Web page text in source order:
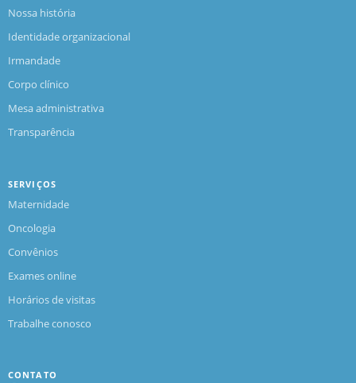
Nossa história
Identidade organizacional
Irmandade
Corpo clínico
Mesa administrativa
Transparência
SERVIÇOS
Maternidade
Oncologia
Convênios
Exames online
Horários de visitas
Trabalhe conosco
CONTATO